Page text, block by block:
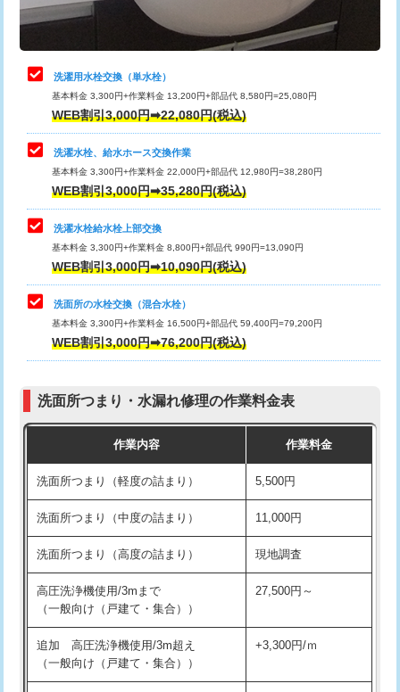
給水管工事※（ライニング鋼管・銅
管・ポリ管・HT管使用/3ｍまで)
44,000円
給水管工事※（ライニング鋼管・銅
管・ポリ管・HT管使用/3ｍ超え)
排水管工事（土の掘削・埋め戻し作
業）
排水管工事（排水管工事/3ｍまで） 55,000円
排水管工事（追加 排水管工事/3ｍ超
え）
マス交換（土の掘削・埋め戻し作業）
マス交換（深さ50㎝未満）
マス交換（深さ50㎝以上）
モルタル補修（厚さ10㎝まで） 27,500円
モルタル補修（厚さ10㎝超え） 38,500円
洗面台設置 38,500円
バスタブ設置 現場見積
追加人工 16,500円
廃棄・処分
※給水管工事は20mmまでの価格です。
理・調整・分解・加工など（軽作業）
止水・漏水調査・防水処理・清掃・修
理・調整・分解・加工など（中作業）
22,000円
止水・漏水調査・防水処理・清掃・修
理・調整・分解・加工など（重作業）
33,000円
キッチンタンク脱着
その他部品の脱着
交換・取付（タンク）
交換・取付(単水栓（壁付・デッキ
式）)
交換・取付(混合水栓（壁付・デッキ
式・ワンホール）)
16,500円+材料費
（P/S/ポップアップ））
交換・取付（その他部品） 11,000円+材料費
持込商品取付（単水栓） 13,200円
持込商品取付（混合水栓） 16,500円
持込商品取付（浄水器・分岐水栓） 16,500円
給水管工事※（ホール加工) 16,500円
給水管工事※（バンド止め)
給水管工事※（支持金具設置) 5,500円
給水管工事※（保温材使用（バンド止
5,500円
洗濯用水栓交換（単水栓）
基本料金 3,300円+作業料金 13,200円+部品代 8,580円=25,080円
WEB割引3,000円➡22,080円(税込)
洗濯水栓、給水ホース交換作業
基本料金 3,300円+作業料金 22,000円+部品代 12,980円=38,280円
WEB割引3,000円➡35,280円(税込)
洗濯水栓給水栓上部交換
基本料金 3,300円+作業料金 8,800円+部品代 990円=13,090円
WEB割引3,000円➡10,090円(税込)
洗面所の水栓交換（混合水栓）
基本料金 3,300円+作業料金 16,500円+部品代 59,400円=79,200円
WEB割引3,000円➡76,200円(税込)
洗面所つまり・水漏れ修理の作業料金表
作業内容 作業料金
洗面所つまり（軽度の詰まり） 5,500円
洗面所つまり（中度の詰まり） 11,000円
洗面所つまり（高度の詰まり） 現地調査
高圧洗浄機使用/3mまで
（一般向け（戸建て・集合））
27,500円～
追加 高圧洗浄機使用/3m超え
（一般向け（戸建て・集合））
+3,300円/ｍ